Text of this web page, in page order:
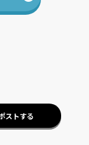
ストする